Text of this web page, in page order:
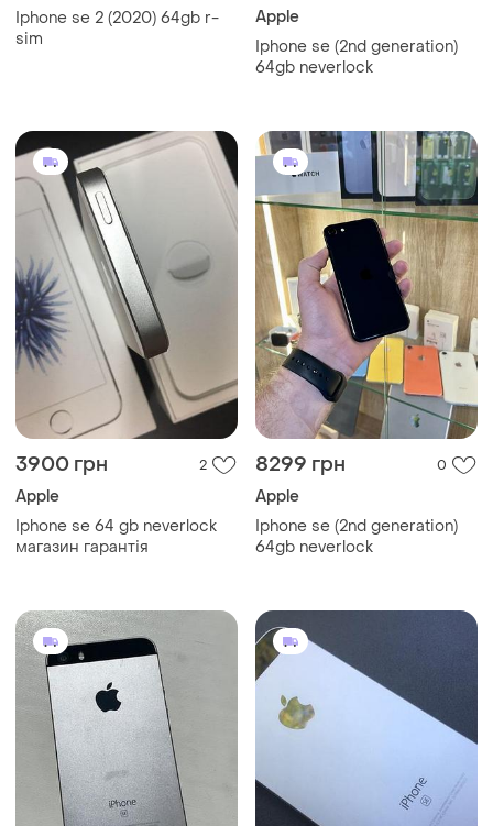
Iphone se 2 (2020) 64gb r-
sim
Apple
Iphone se (2nd generation)
64gb neverlock
3900 грн 2
Apple
Iphone se 64 gb neverlock
магазин гарантія
8299 грн 0
Apple
Iphone se (2nd generation)
64gb neverlock